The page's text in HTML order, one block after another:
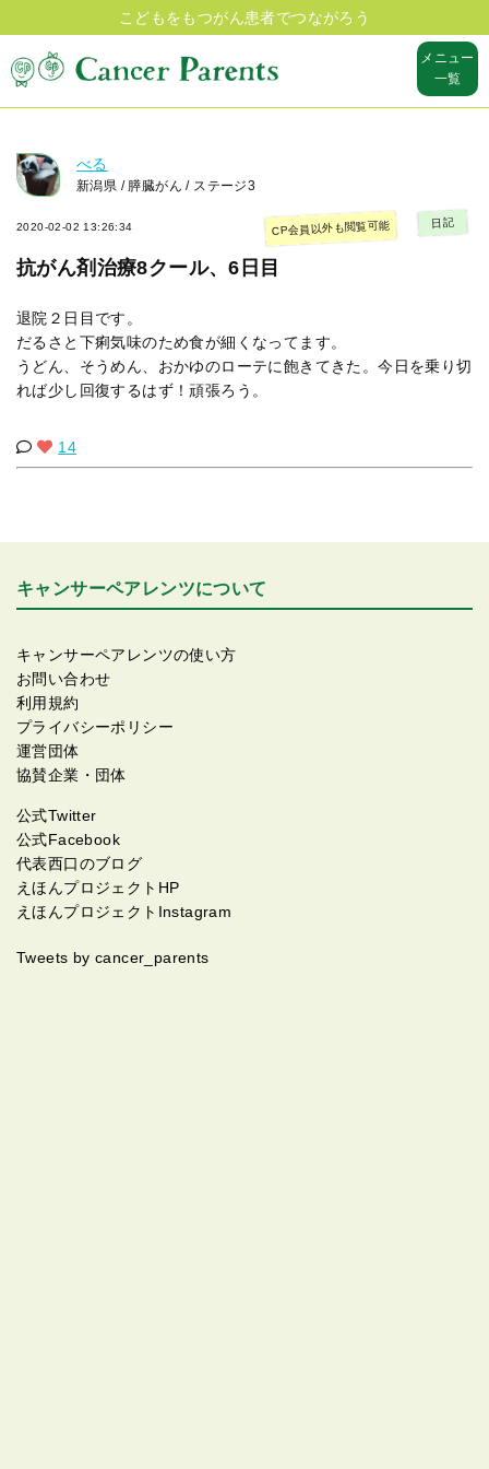
こどもをもつがん患者でつながろう
メニュー
一覧
べる
新潟県 / 膵臓がん / ステージ3
2020-02-02 13:26:34
抗がん剤治療8クール、6日目
CP会員以外も閲覧可能 日記
退院２日目です。
だるさと下痢気味のため食が細くなってます。
うどん、そうめん、おかゆのローテに飽きてきた。今日を乗り切
れば少し回復するはず！頑張ろう。
14
キャンサーペアレンツについて
キャンサーペアレンツの使い方
お問い合わせ
利用規約
プライバシーポリシー
運営団体
協賛企業・団体
公式Twitter
公式Facebook
代表西口のブログ
えほんプロジェクトHP
えほんプロジェクトInstagram
Tweets by cancer_parents